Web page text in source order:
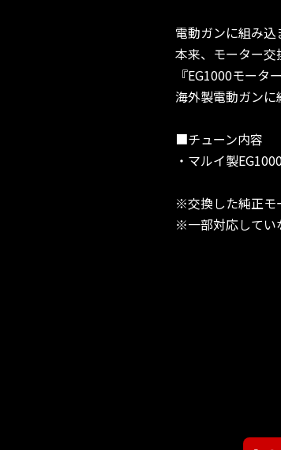
電動ガンに組み込
本来、モーター
『EG1000モータ
海外製電動ガンに
■チューン内容
・マルイ製
※交換した純正モ
※一部対応してい